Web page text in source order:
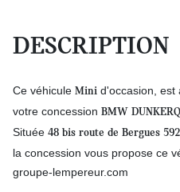
DESCRIPTION
Ce véhicule Mini d'occasion, est
votre concession BMW
Située 48 bis route de Bergues
la concession vous propose ce
groupe-lempereur.com